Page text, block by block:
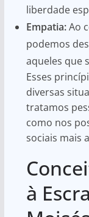
liberdade
Empatia:Ao
podemos
aqueles que
Esses
diversas
tratamos
como nos
sociais mais
à